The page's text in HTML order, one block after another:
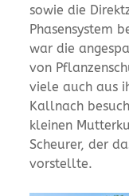
sowie die
Phasensystem
war die
von
viele auch aus
Kallnach
kleinen
Scheurer, der
vorstellte.